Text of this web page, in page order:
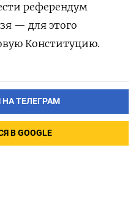
референдум
— для этого
Конституцию.
ТЕЛЕГРАМ
В GOOGLE